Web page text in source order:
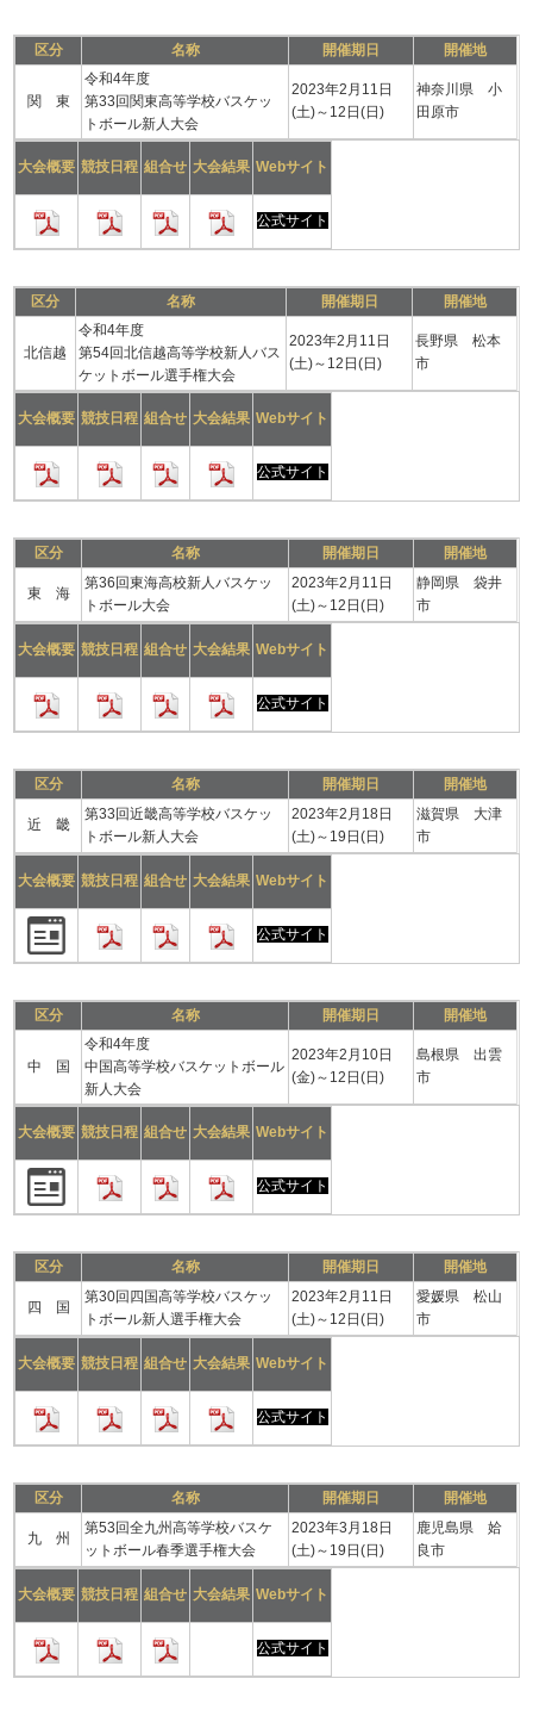
区分 名称 開催期日 開催地
関 東
令和4年度
第33回関東高等学校バスケッ
トボール新人大会
2023年2月11日
(土)～12日(日)
神奈川県 小
田原市
大会概要 競技日程 組合せ 大会結果 Webサイト
公式サイト
区分 名称 開催期日 開催地
北信越
令和4年度
第54回北信越高等学校新人バス
ケットボール選手権大会
2023年2月11日
(土)～12日(日)
長野県 松本
市
大会概要 競技日程 組合せ 大会結果 Webサイト
公式サイト
区分 名称 開催期日 開催地
東 海
第36回東海高校新人バスケッ
トボール大会
2023年2月11日
(土)～12日(日)
静岡県 袋井
市
大会概要 競技日程 組合せ 大会結果 Webサイト
公式サイト
区分 名称 開催期日 開催地
近 畿
第33回近畿高等学校バスケッ
トボール新人大会
2023年2月18日
(土)～19日(日)
滋賀県 大津
市
大会概要 競技日程 組合せ 大会結果 Webサイト
公式サイト
区分 名称 開催期日 開催地
中 国
令和4年度
中国高等学校バスケットボール
新人大会
2023年2月10日
(金)～12日(日)
島根県 出雲
市
大会概要 競技日程 組合せ 大会結果 Webサイト
公式サイト
区分 名称 開催期日 開催地
四 国
第30回四国高等学校バスケッ
トボール新人選手権大会
2023年2月11日
(土)～12日(日)
愛媛県 松山
市
大会概要 競技日程 組合せ 大会結果 Webサイト
公式サイト
区分 名称 開催期日 開催地
九 州
第53回全九州高等学校バスケ
ットボール春季選手権大会
2023年3月18日
(土)～19日(日)
鹿児島県 姶
良市
大会概要 競技日程 組合せ 大会結果 Webサイト
公式サイト